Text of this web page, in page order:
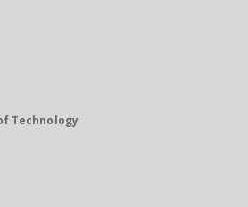
Technology